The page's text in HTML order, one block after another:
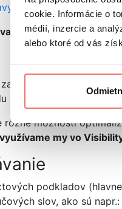
cookie. Informácie o
médií, inzercie a
alebo ktoré od vás
veľmi dobre.Vedeli
na
výkonu, ale aj
rôzne možnosti
my vo
podkladov
slov, ako sú